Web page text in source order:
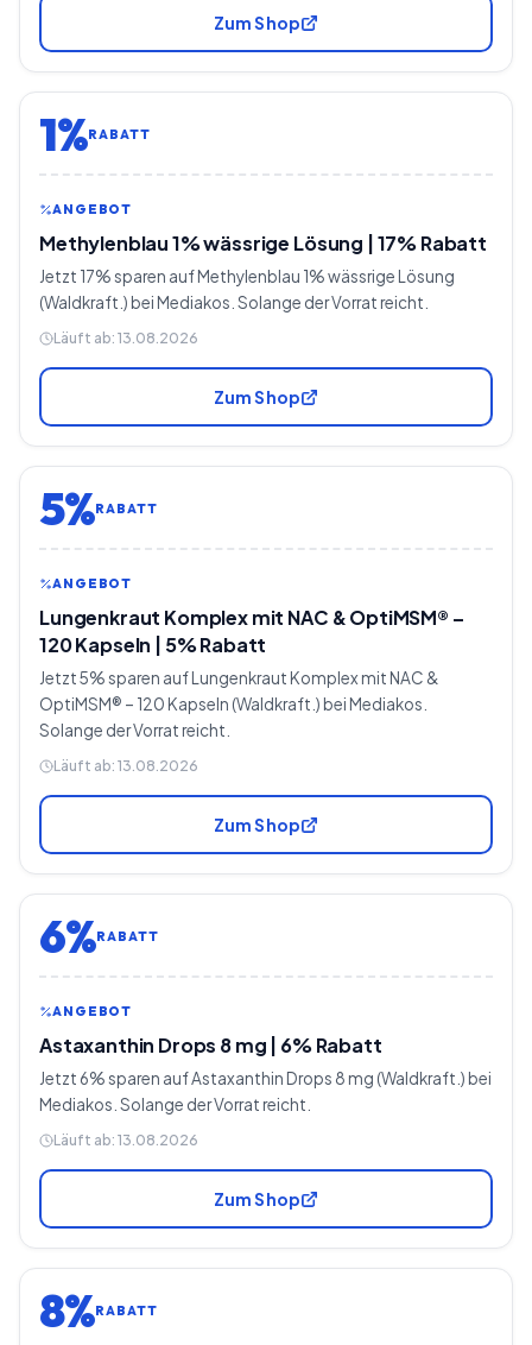
Zum Shop
1%RABATT
ANGEBOT
Methylenblau 1% wässrige Lösung | 17% Rabatt
Jetzt 17% sparen auf Methylenblau 1% wässrige Lösung
(Waldkraft.) bei Mediakos. Solange der Vorrat reicht.
Läuft ab: 13.08.2026
Zum Shop
5%RABATT
ANGEBOT
Lungenkraut Komplex mit NAC & OptiMSM® –
120 Kapseln | 5% Rabatt
Jetzt 5% sparen auf Lungenkraut Komplex mit NAC &
OptiMSM® – 120 Kapseln (Waldkraft.) bei Mediakos.
Solange der Vorrat reicht.
Läuft ab: 13.08.2026
Zum Shop
6%RABATT
ANGEBOT
Astaxanthin Drops 8 mg | 6% Rabatt
Jetzt 6% sparen auf Astaxanthin Drops 8 mg (Waldkraft.) bei
Mediakos. Solange der Vorrat reicht.
Läuft ab: 13.08.2026
Zum Shop
8%RABATT